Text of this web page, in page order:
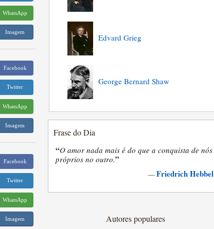
WhatsApp
Imagem
Facebook
Twitter
WhatsApp
Imagem
Facebook
Twitter
WhatsApp
Imagem
Edvard Grieg
George Bernard Shaw
Frase do Dia
“O amor nada mais é do que a conquista de nós
próprios no outro.”
—Friedrich Hebbel
Autores populares